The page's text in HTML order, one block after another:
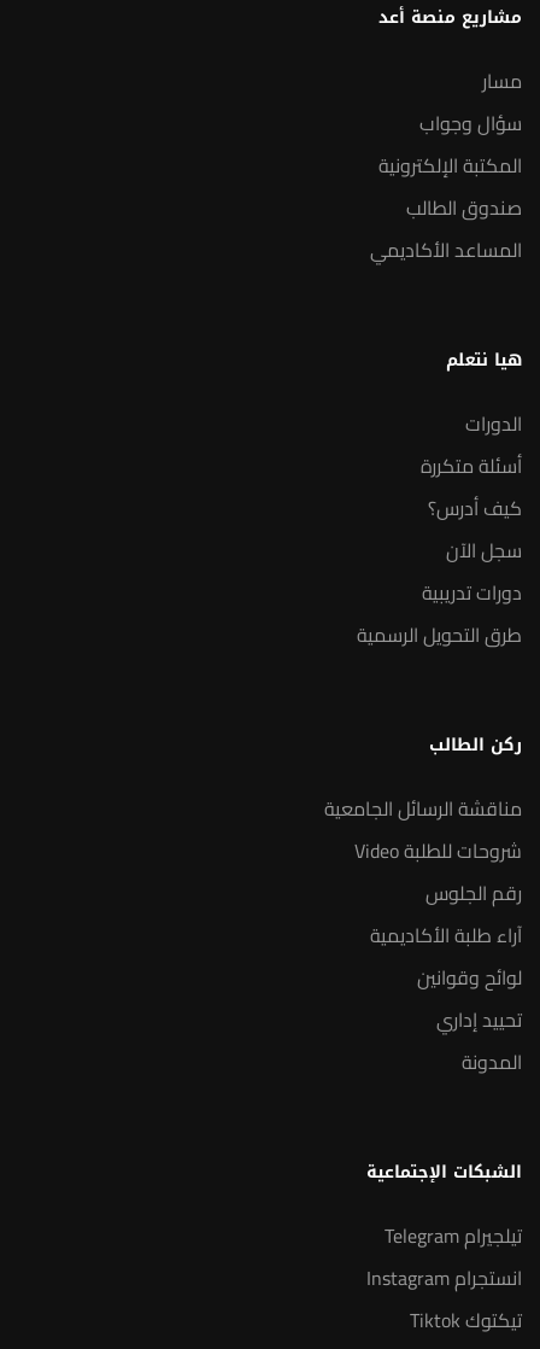
مشاريع منصة أعد
مسار
سؤال وجواب
المكتبة الإلكترونية
صندوق الطالب
المساعد الأكاديمي
هيا نتعلم
الدورات
أسئلة متكررة
كيف أدرس؟
سجل الآن
دورات تدريبية
طرق التحويل الرسمية
ركن الطالب
مناقشة الرسائل الجامعية
شروحات للطلبة Video
رقم الجلوس
آراء طلبة الأكاديمية
لوائح وقوانين
تحييد إداري
المدونة
الشبكات الإجتماعية
تيلجيرام Telegram
انستجرام Instagram
تيكتوك Tiktok